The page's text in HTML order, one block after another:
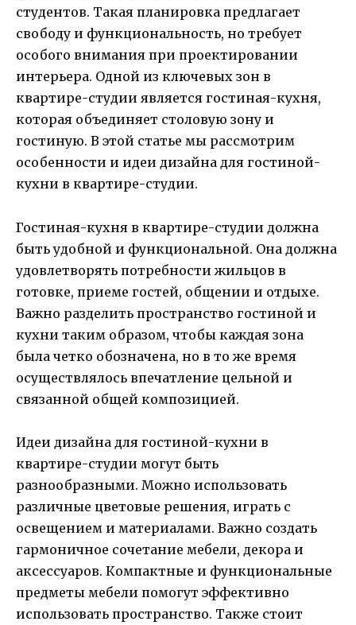
студентов. Такая планировка предлагает
свободу и функциональность, но требует
особого внимания при проектировании
интерьера. Одной из ключевых зон в
квартире-студии является гостиная-кухня,
которая объединяет столовую зону и
гостиную. В этой статье мы рассмотрим
особенности и идеи дизайна для гостиной-
кухни в квартире-студии.
Гостиная-кухня в квартире-студии должна
быть удобной и функциональной. Она должна
удовлетворять потребности жильцов в
готовке, приеме гостей, общении и отдыхе.
Важно разделить пространство гостиной и
кухни таким образом, чтобы каждая зона
была четко обозначена, но в то же время
осуществлялось впечатление цельной и
связанной общей композицией.
Идеи дизайна для гостиной-кухни в
квартире-студии могут быть
разнообразными. Можно использовать
различные цветовые решения, играть с
освещением и материалами. Важно создать
гармоничное сочетание мебели, декора и
аксессуаров. Компактные и функциональные
предметы мебели помогут эффективно
использовать пространство. Также стоит